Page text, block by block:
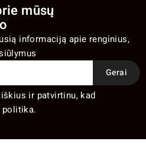
mūsų
informaciją apie renginius,
ir patvirtinu, kad
politika.